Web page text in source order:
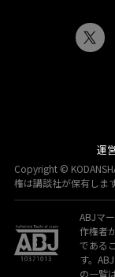
運
Copyright ©
権は講談社が保有しま
ABJマ
作権者
である
す。
の一覧